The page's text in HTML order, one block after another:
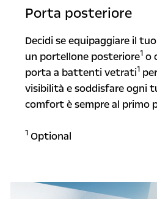
Porta posteriore
Decidi se equipaggiare il
un portellone posteriore1o
porta a battenti vetrati1
visibilità e soddisfare ogni
comfort è sempre al primo
1Optional